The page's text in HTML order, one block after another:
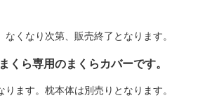
くなり次第、販売終了となります。
くら専用のまくらカバーです。
ます。枕本体は別売りとなります。